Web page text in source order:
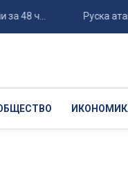
Руска атака